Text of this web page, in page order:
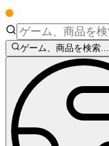
ゲーム、商品を検索...